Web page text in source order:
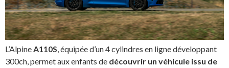
L’AlpineA110S, équipée d’un 4 cylindres en ligne développant
300ch, permet aux enfants de découvrir un véhicule issu de